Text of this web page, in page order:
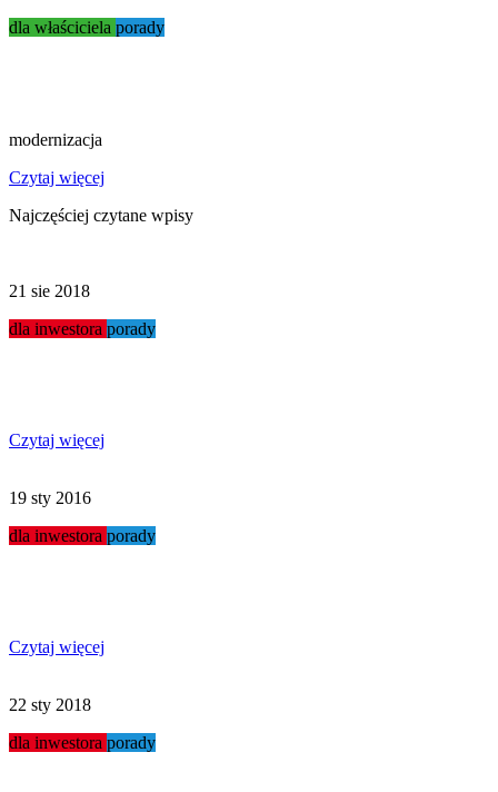
dla właściciela porady
modernizacja
Czytaj więcej
Najczęściej czytane wpisy
21 sie 2018
dla inwestora porady
Czytaj więcej
19 sty 2016
dla inwestora porady
Czytaj więcej
22 sty 2018
dla inwestora porady